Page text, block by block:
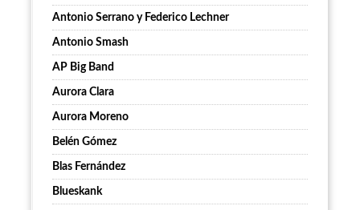
Antonio Serrano y Federico Lechner
Antonio Smash
AP Big Band
Aurora Clara
Aurora Moreno
Belén Gómez
Blas Fernández
Blueskank